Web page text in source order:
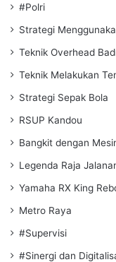
#Polri
Strategi
Teknik Overhead
Teknik Melakukan
Strategi Sepak Bola
RSUP Kandou
Bangkit dengan
Legenda Raja
Yamaha RX King
Metro Raya
#Supervisi
#Sinergi dan